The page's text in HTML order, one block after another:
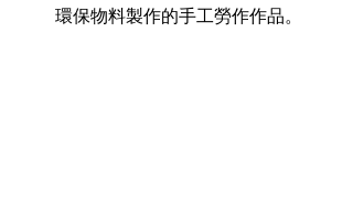
環保物料製作的手工勞作作品。